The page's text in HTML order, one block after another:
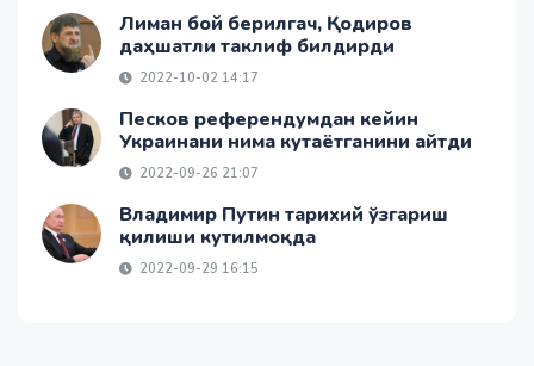
Лиман бой берилгач, Қодиров
даҳшатли таклиф билдирди
2022-10-02 14:17
Песков референдумдан кейин
Украинани нима кутаётганини айтди
2022-09-26 21:07
Владимир Путин тарихий ўзгариш
қилиши кутилмоқда
2022-09-29 16:15